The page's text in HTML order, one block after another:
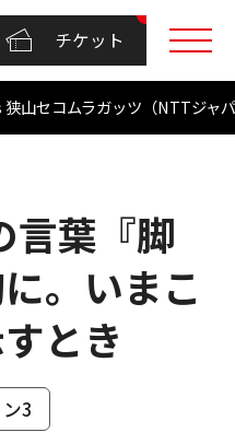
チケット
狭山セコムラガッツ（NTTジ
言葉『脚
。いまこ
とき
3